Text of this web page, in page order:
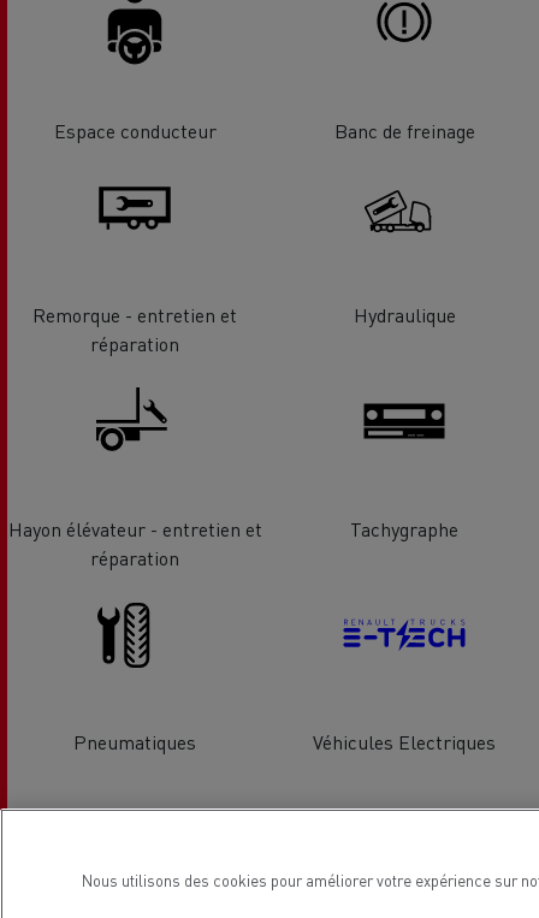
Espace conducteur Banc de freinage
Remorque - entretien et
réparation
Hydraulique
Hayon élévateur - entretien et
réparation
Tachygraphe
Pneumatiques Véhicules Electriques
Nous utilisons des cookies pour améliorer votre expérience sur